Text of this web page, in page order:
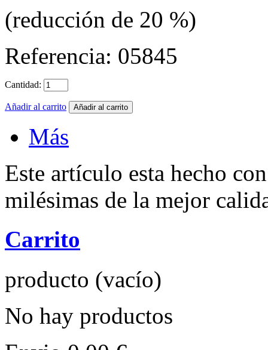
(reducción de 20 %)
Referencia: 05845
Cantidad:
Añadir al carrito
Más
Este artículo esta hecho
milésimas de la mejor
Carrito
producto (vacío)
No hay productos